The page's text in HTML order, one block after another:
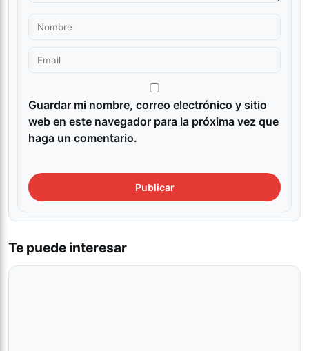
Guardar mi nombre, correo electrónico y sitio
web en este navegador para la próxima vez que
haga un comentario.
Te puede interesar